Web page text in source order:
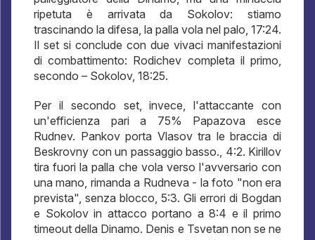
ripetuta è arrivata da Sokolov: stiamo
trascinando la difesa, la palla vola nel palo, 17:24.
Il set si conclude con due vivaci manifestazioni
di combattimento: Rodichev completa il primo,
secondo – Sokolov, 18:25.
Per il secondo set, invece, l'attaccante con
un'efficienza pari a 75% Papazova esce
Rudnev. Pankov porta Vlasov tra le braccia di
Beskrovny con un passaggio basso., 4:2. Kirillov
tira fuori la palla che vola verso l'avversario con
una mano, rimanda a Rudneva - la foto "non era
prevista", senza blocco, 5:3. Gli errori di Bogdan
e Sokolov in attacco portano a 8:4 e il primo
timeout della Dinamo. Denis e Tsvetan non se ne